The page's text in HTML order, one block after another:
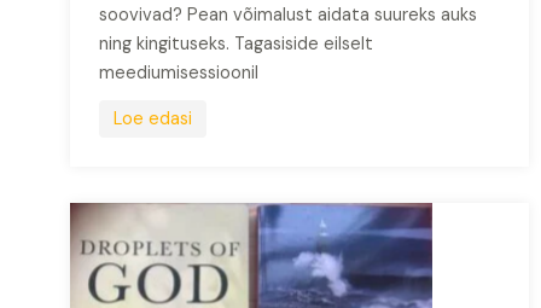
soovivad? Pean võimalust aidata suureks auks
ning kingituseks. Tagasiside eilselt
meediumisessioonil
Loe edasi